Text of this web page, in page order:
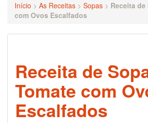
Início > As Receitas > Sopas > Receita de
com Ovos Escalfados
Receita de
Tomate com
Escalfados